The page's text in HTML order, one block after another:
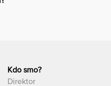
Kdo smo?
Direktor